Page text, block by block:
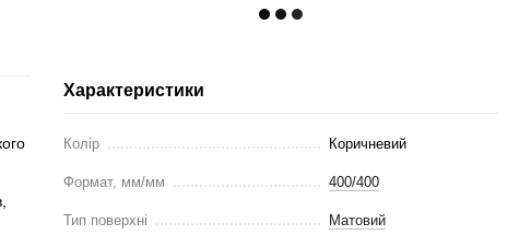
Характеристики
Колір Коричневий
Формат, мм/мм 400/400
Тип поверхні Матовий